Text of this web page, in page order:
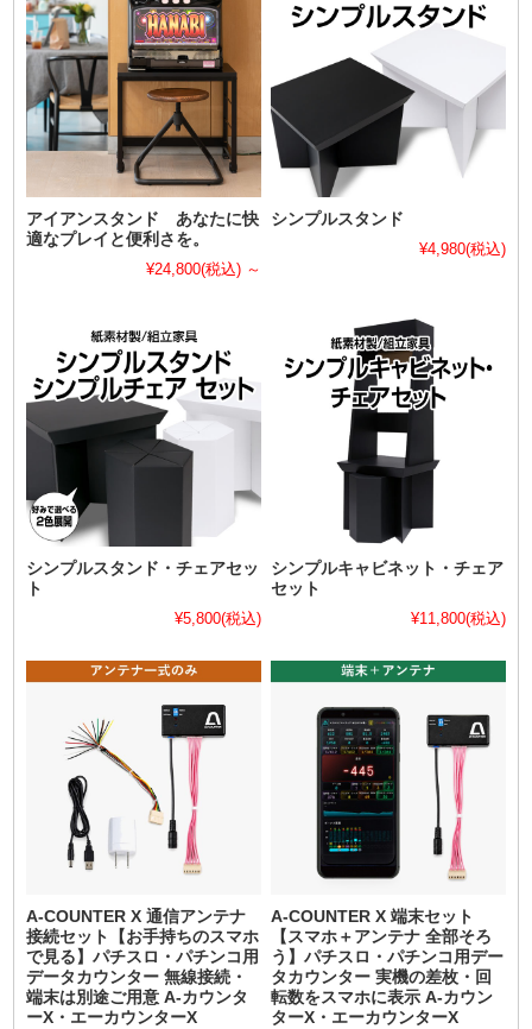
アイアンスタンド あなたに快
適なプレイと便利さを。
¥24,800(税込) ～
シンプルスタンド
¥4,980(税込)
シンプルスタンド・チェアセッ
ト
¥5,800(税込)
シンプルキャビネット・チェア
セット
¥11,800(税込)
A-COUNTER X 通信アンテナ
接続セット【お手持ちのスマホ
で見る】パチスロ・パチンコ用
データカウンター 無線接続・
端末は別途ご用意 A-カウンタ
ーX・エーカウンターX
A-COUNTER X 端末セット
【スマホ＋アンテナ 全部そろ
う】パチスロ・パチンコ用デー
タカウンター 実機の差枚・回
転数をスマホに表示 A-カウン
ターX・エーカウンターX